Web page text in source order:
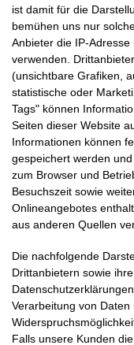
ist damit für die
bemühen uns nur
Anbieter die IP-
verwenden.
(unsichtbare Grafiken,
statistische oder
Tags" können
Seiten dieser Website
Informationen können
gespeichert werden
zum Browser und
Besuchszeit sowie
Onlineangebotes
aus anderen Quellen
Die nachfolgende
Drittanbietern sowie
Verarbeitung von Daten
Falls unsere Kunden